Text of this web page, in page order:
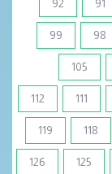
91
92
98
99
105
111
112
118
119
125
126